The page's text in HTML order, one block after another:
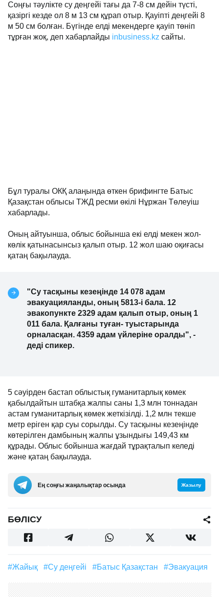
Соңғы тәулікте су деңгейі тағы да 7-8 см дейін түсті,
қазіргі кезде ол 8 м 13 см құрап отыр. Қауіпті деңгейі 8
м 50 см болған. Бүгінде елді мекендерге қауіп төніп
тұрған жоқ, деп хабарлайды inbusiness.kz сайты.
Бұл туралы ОКҚ алаңында өткен брифингте Батыс
Қазақстан облысы ТЖД ресми өкілі Нұржан Төлеуіш
хабарлады.
Оның айтуынша, облыс бойынша екі елді мекен жол-
көлік қатынасынсыз қалып отыр. 12 жол шаю оқиғасы
қатаң бақылауда.
"Су тасқыны кезеңінде 14 078 адам
эвакуацияланды, оның 5813-і бала. 12
эвакопункте 2329 адам қалып отыр, оның 1
011 бала. Қалғаны туған- туыстарында
орналасқан. 4359 адам үйлеріне оралды", -
деді спикер.
5 сәуірден бастап облыстық гуманитарлық көмек
қабылдайтын штабқа жалпы саны 1,3 млн тоннадан
астам гуманитарлық көмек жеткізілді. 1,2 млн текше
метр еріген қар суы сорылды. Су тасқыны кезеңінде
көтерілген дамбының жалпы ұзындығы 149,43 км
құрады. Облыс бойынша жағдай тұрақталып келеді
және қатаң бақылауда.
Ең соңғы жаңалықтар осында Жазылу
БӨЛІСУ
#Жайық #су деңгейі #Батыс Қазақстан #эвакуация